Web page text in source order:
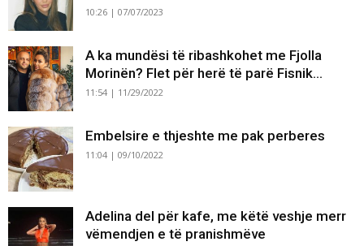
10:26 | 07/07/2023
A ka mundësi të ribashkohet me Fjolla
Morinën? Flet për herë të parë Fisnik...
11:54 | 11/29/2022
Embelsire e thjeshte me pak perberes
11:04 | 09/10/2022
Adelina del për kafe, me këtë veshje merr
vëmendjen e të pranishmëve